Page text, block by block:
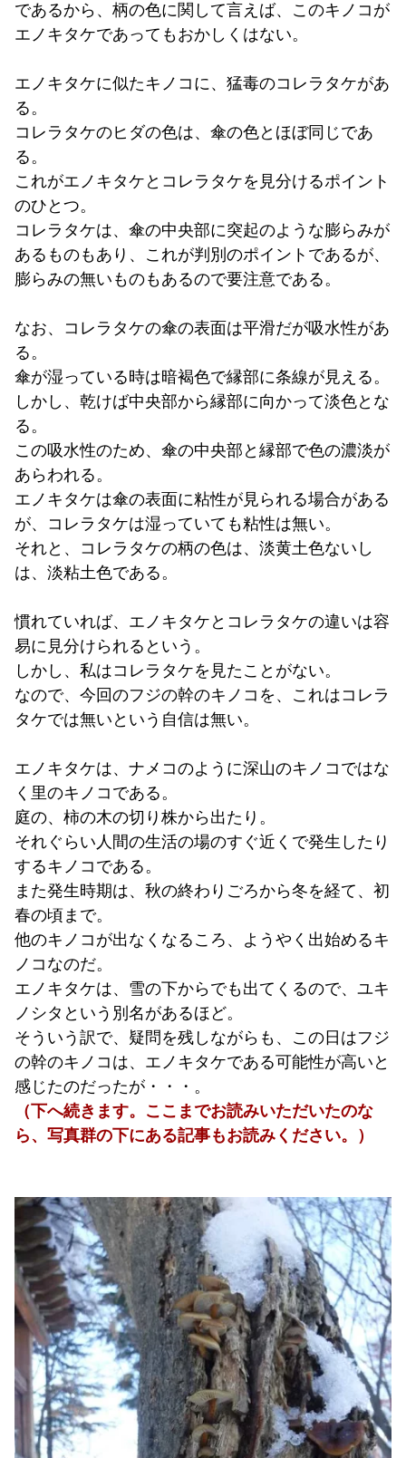
であるから、柄の色に関して言えば、このキノコが
エノキタケであってもおかしくはない。
エノキタケに似たキノコに、猛毒のコレラタケがあ
る。
コレラタケのヒダの色は、傘の色とほぼ同じであ
る。
これがエノキタケとコレラタケを見分けるポイント
のひとつ。
コレラタケは、傘の中央部に突起のような膨らみが
あるものもあり、これが判別のポイントであるが、
膨らみの無いものもあるので要注意である。
なお、コレラタケの傘の表面は平滑だが吸水性があ
る。
傘が湿っている時は暗褐色で縁部に条線が見える。
しかし、乾けば中央部から縁部に向かって淡色とな
る。
この吸水性のため、傘の中央部と縁部で色の濃淡が
あらわれる。
エノキタケは傘の表面に粘性が見られる場合がある
が、コレラタケは湿っていても粘性は無い。
それと、コレラタケの柄の色は、淡黄土色ないし
は、淡粘土色である。
慣れていれば、エノキタケとコレラタケの違いは容
易に見分けられるという。
しかし、私はコレラタケを見たことがない。
なので、今回のフジの幹のキノコを、これはコレラ
タケでは無いという自信は無い。
エノキタケは、ナメコのように深山のキノコではな
く里のキノコである。
庭の、柿の木の切り株から出たり。
それぐらい人間の生活の場のすぐ近くで発生したり
するキノコである。
また発生時期は、秋の終わりごろから冬を経て、初
春の頃まで。
他のキノコが出なくなるころ、ようやく出始めるキ
ノコなのだ。
エノキタケは、雪の下からでも出てくるので、ユキ
ノシタという別名があるほど。
そういう訳で、疑問を残しながらも、この日はフジ
の幹のキノコは、エノキタケである可能性が高いと
感じたのだったが・・・。
（下へ続きます。 ここまでお読みいただいたのな
ら、写真群の下にある記事もお読みください。）